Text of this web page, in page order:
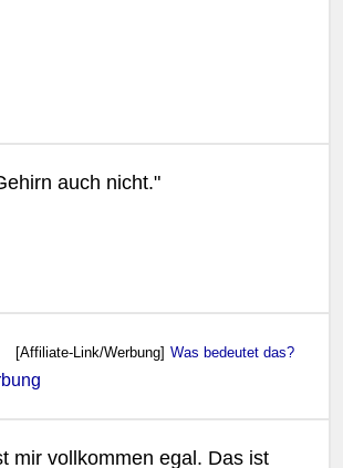
auch nicht."
[Affiliate-Link/Werbung] Was bedeutet das?
mir vollkommen egal. Das ist